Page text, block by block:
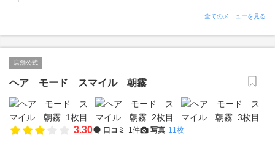
全てのメニューを見る
店舗公式
ヘア モード スマイル 朝霧
3.30 口コミ 1件 写真 11枚